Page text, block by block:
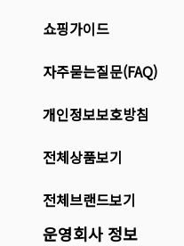
쇼핑가이드
자주묻는질문(FAQ)
개인정보보호방침
전체상품보기
전체브랜드보기
운영회사 정보